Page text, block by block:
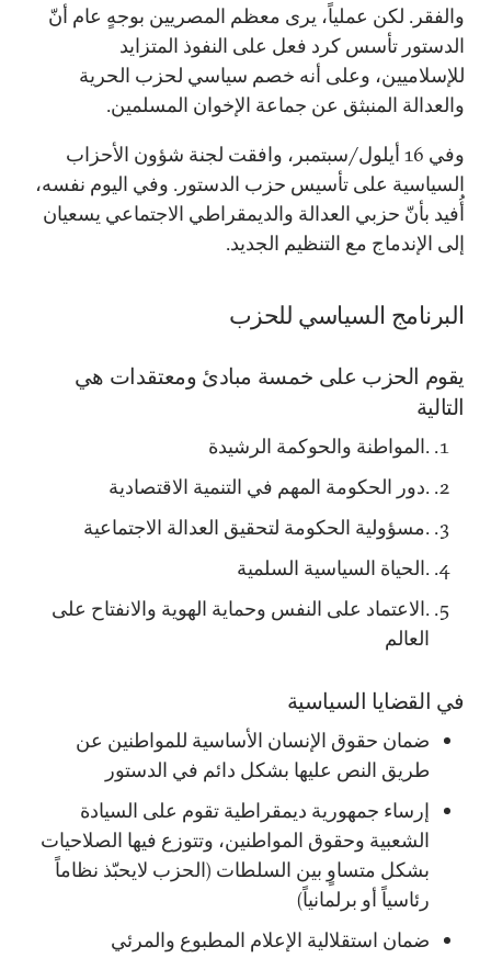
والفقر. لكن عملياً، يرى معظم المصريين بوجهٍ عام أنّ
الدستور تأسس كرد فعل على النفوذ المتزايد
للإسلاميين، وعلى أنه خصم سياسي لحزب الحرية
والعدالة المنبثق عن جماعة الإخوان المسلمين.
وفي 16 أيلول/سبتمبر، وافقت لجنة شؤون الأحزاب
السياسية على تأسيس حزب الدستور. وفي اليوم نفسه،
أُفيد بأنّ حزبي العدالة والديمقراطي الاجتماعي يسعيان
إلى الإندماج مع التنظيم الجديد.
البرنامج السياسي للحزب
يقوم الحزب على خمسة مبادئ ومعتقدات هي
التالية
.المواطنة والحوكمة الرشيدة
.دور الحكومة المهم في التنمية الاقتصادية
.مسؤولية الحكومة لتحقيق العدالة الاجتماعية
.الحياة السياسية السلمية
.الاعتماد على النفس وحماية الهوية والانفتاح على
العالم
في القضايا السياسية
ضمان حقوق الإنسان الأساسية للمواطنين عن
طريق النص عليها بشكل دائم في الدستور
إرساء جمهورية ديمقراطية تقوم على السيادة
الشعبية وحقوق المواطنين، وتتوزع فيها الصلاحيات
بشكل متساوٍ بين السلطات (الحزب لايحبّذ نظاماً
رئاسياً أو برلمانياً)
ضمان استقلالية الإعلام المطبوع والمرئي